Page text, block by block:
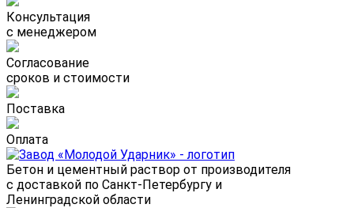
Консультация
с менеджером
Согласование
сроков и стоимости
Поставка
Оплата
Бетон и цементный раствор от производителя
с доставкой по Санкт-Петербургу и
Ленинградской области